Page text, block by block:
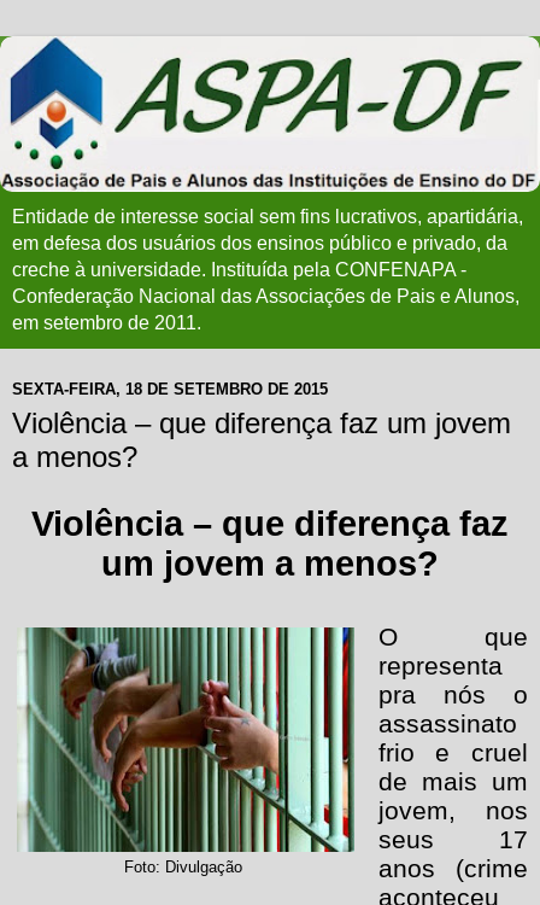
Entidade de interesse social sem fins lucrativos, apartidária,
em defesa dos usuários dos ensinos público e privado, da
creche à universidade. Instituída pela CONFENAPA -
Confederação Nacional das Associações de Pais e Alunos,
em setembro de 2011.
SEXTA-FEIRA, 18 DE SETEMBRO DE 2015
Violência – que diferença faz um jovem
a menos?
Violência – que diferença faz
um jovem a menos?
Foto: Divulgação
O que
representa
pra nós o
assassinato
frio e cruel
de mais um
jovem, nos
seus 17
anos (crime
aconteceu